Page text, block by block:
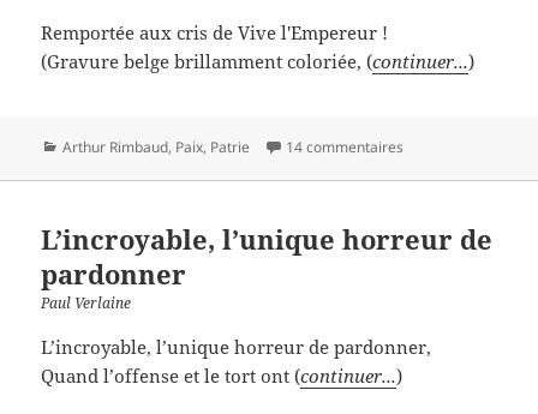
Remportée aux cris de Vive l'Empereur !
(Gravure belge brillamment coloriée, (continuer...)
Catégories
Arthur Rimbaud, Paix, Patrie 14 commentaires
L’incroyable, l’unique horreur de
pardonner
Paul Verlaine
L’incroyable, l’unique horreur de pardonner,
Quand l’offense et le tort ont (continuer...)